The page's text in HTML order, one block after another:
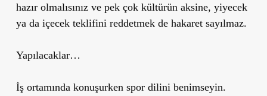
hazır olmalısınız ve pek çok kültürün aksine, yiyecek
ya da içecek teklifini reddetmek de hakaret sayılmaz.
Yapılacaklar…
İş ortamında konuşurken spor dilini benimseyin.